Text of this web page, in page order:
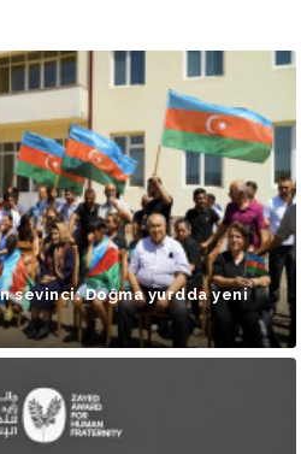
sevinci: Doğma yurdda yeni